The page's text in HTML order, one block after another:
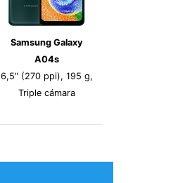
Samsung Galaxy
A04s
6,5" (270 ppi), 195 g,
Triple cámara